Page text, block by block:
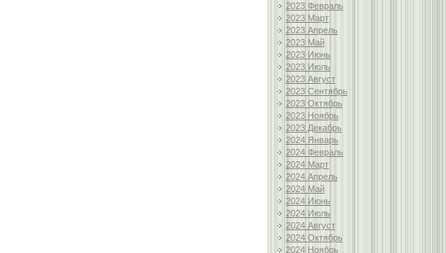
2023 Февраль
2023 Март
2023 Апрель
2023 Май
2023 Июнь
2023 Июль
2023 Август
2023 Сентябрь
2023 Октябрь
2023 Ноябрь
2023 Декабрь
2024 Январь
2024 Февраль
2024 Март
2024 Апрель
2024 Май
2024 Июнь
2024 Июль
2024 Август
2024 Октябрь
2024 Ноябрь